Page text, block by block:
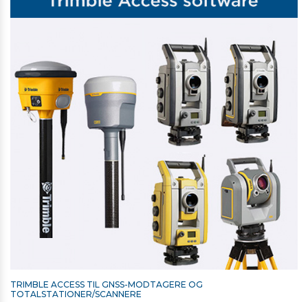
TRIMBLE BESKYTTELSESGLAS TIL TSC5 OG TSC510
218,00 kr. ekskl. moms
På lager
TRIMBLE ACCESS TIL GNSS-MODTAGERE OG
TOTALSTATIONER/SCANNERE